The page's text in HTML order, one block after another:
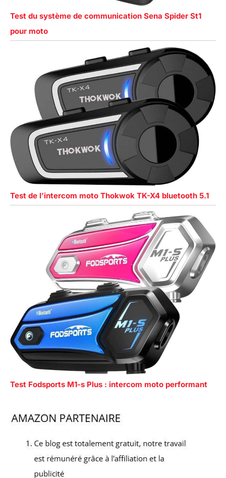
Test du système de communication Sena Spider St1
pour moto
Test de l’intercom moto Thokwok TK-X4 bluetooth 5.1
Test Fodsports M1-s Plus : intercom moto performant